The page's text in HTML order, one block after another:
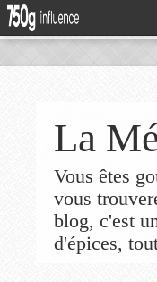
La
Vous êtes
vous
blog, c'est
d'épices,